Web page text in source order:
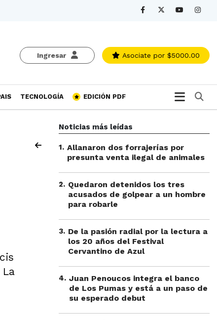
Ingresar Asociate por $5000.00
TECNOLOGÍA EDICIÓN PDF
Noticias más leídas
1. Allanaron dos forrajerías por
presunta venta ilegal de animales
2. Quedaron detenidos los tres
acusados de golpear a un hombre
para robarle
3. De la pasión radial por la lectura a
los 20 años del Festival
Cervantino de Azul
4. Juan Penoucos integra el banco
de Los Pumas y está a un paso de
su esperado debut